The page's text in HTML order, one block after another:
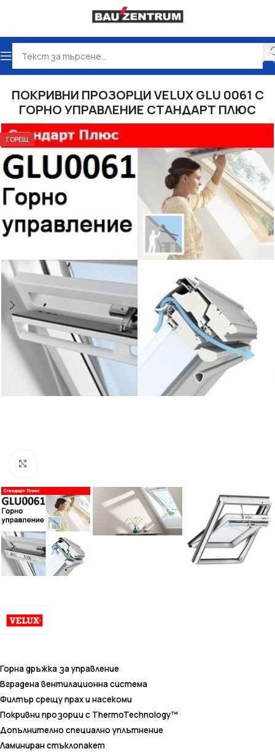
Покривни прозорци VELUX Покривни прозорци VELUX
ПОКРИВНИ ПРОЗОРЦИ VELUX GLU 0061 С
ГОРНО УПРАВЛЕНИЕ СТАНДАРТ ПЛЮС
ГОРЕЩ
Горна дръжка за управление
Вградена вентилационна система
Филтър срещу прах и насекоми
Покривни прозорци с ThermoTechnology™
Допълнително специално уплътнение
Ламиниран стъклопакет